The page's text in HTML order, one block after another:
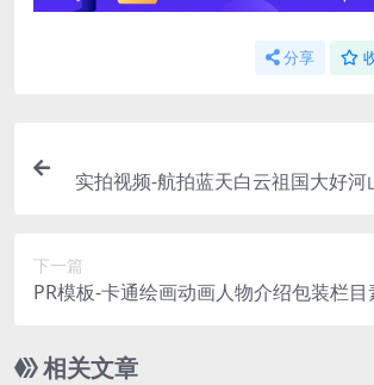
分享
实拍视频-航拍蓝天白云祖国大好河
下一篇
PR模板-卡通绘画动画人物介绍包装栏目
相关文章